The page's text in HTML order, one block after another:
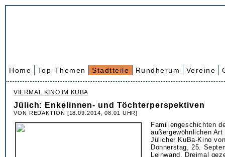
Home Top-Themen Stadtteile Rundherum Vereine
VIERMAL KINO IM KUBA
Jülich: Enkelinnen- und Töchterperspektiven
VON REDAKTION [18.09.2014, 08.01 UHR]
Familiengeschichten
außergewöhnlichen
Jülicher KuBa-Kino
Donnerstag, 25.
Leinwand. Dreimal